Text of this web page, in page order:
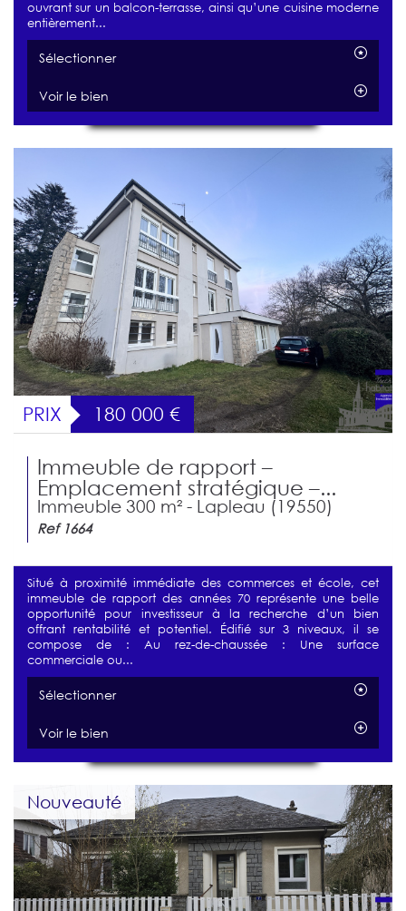
ouvrant sur un balcon-terrasse, ainsi qu’une cuisine moderne
entièrement...
Sélectionner
Voir le bien
PRIX 180 000 €
Immeuble de rapport –
Emplacement stratégique –...
Immeuble 300 m² - Lapleau (19550)
Ref 1664
Situé à proximité immédiate des commerces et école, cet
immeuble de rapport des années 70 représente une belle
opportunité pour investisseur à la recherche d’un bien
offrant rentabilité et potentiel. Édifié sur 3 niveaux, il se
compose de : Au rez-de-chaussée : Une surface
commerciale ou...
Sélectionner
Voir le bien
Nouveauté